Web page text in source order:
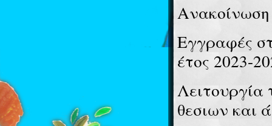
Ανακοίνωση
Εγγραφές
έτος 2023-
θεσιων και